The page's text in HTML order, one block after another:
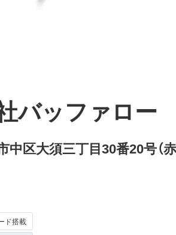
バッファロー
区大須三丁目30番20号（
ド搭載